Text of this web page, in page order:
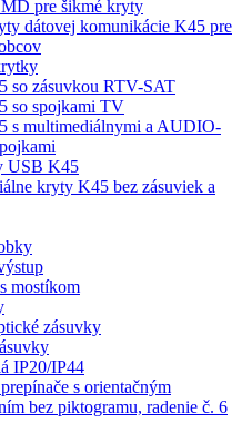
pre šikmé kryty
dátovej komunikácie K45 pre
so zásuvkou RTV-SAT
so spojkami TV
s multimediálnymi a AUDIO-
USB K45
kryty K45 bez zásuviek a
mostíkom
zásuvky
IP20/IP44
s orientačným
bez piktogramu, radenie č. 6